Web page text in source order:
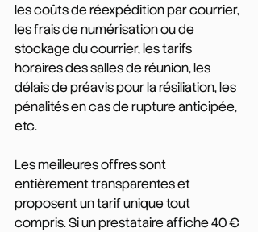
les coûts de réexpédition par courrier,
les frais de numérisation ou de
stockage du courrier, les tarifs
horaires des salles de réunion, les
délais de préavis pour la résiliation, les
pénalités en cas de rupture anticipée,
etc.
Les meilleures offres sont
entièrement transparentes et
proposent un tarif unique tout
compris. Si un prestataire affiche 40 €